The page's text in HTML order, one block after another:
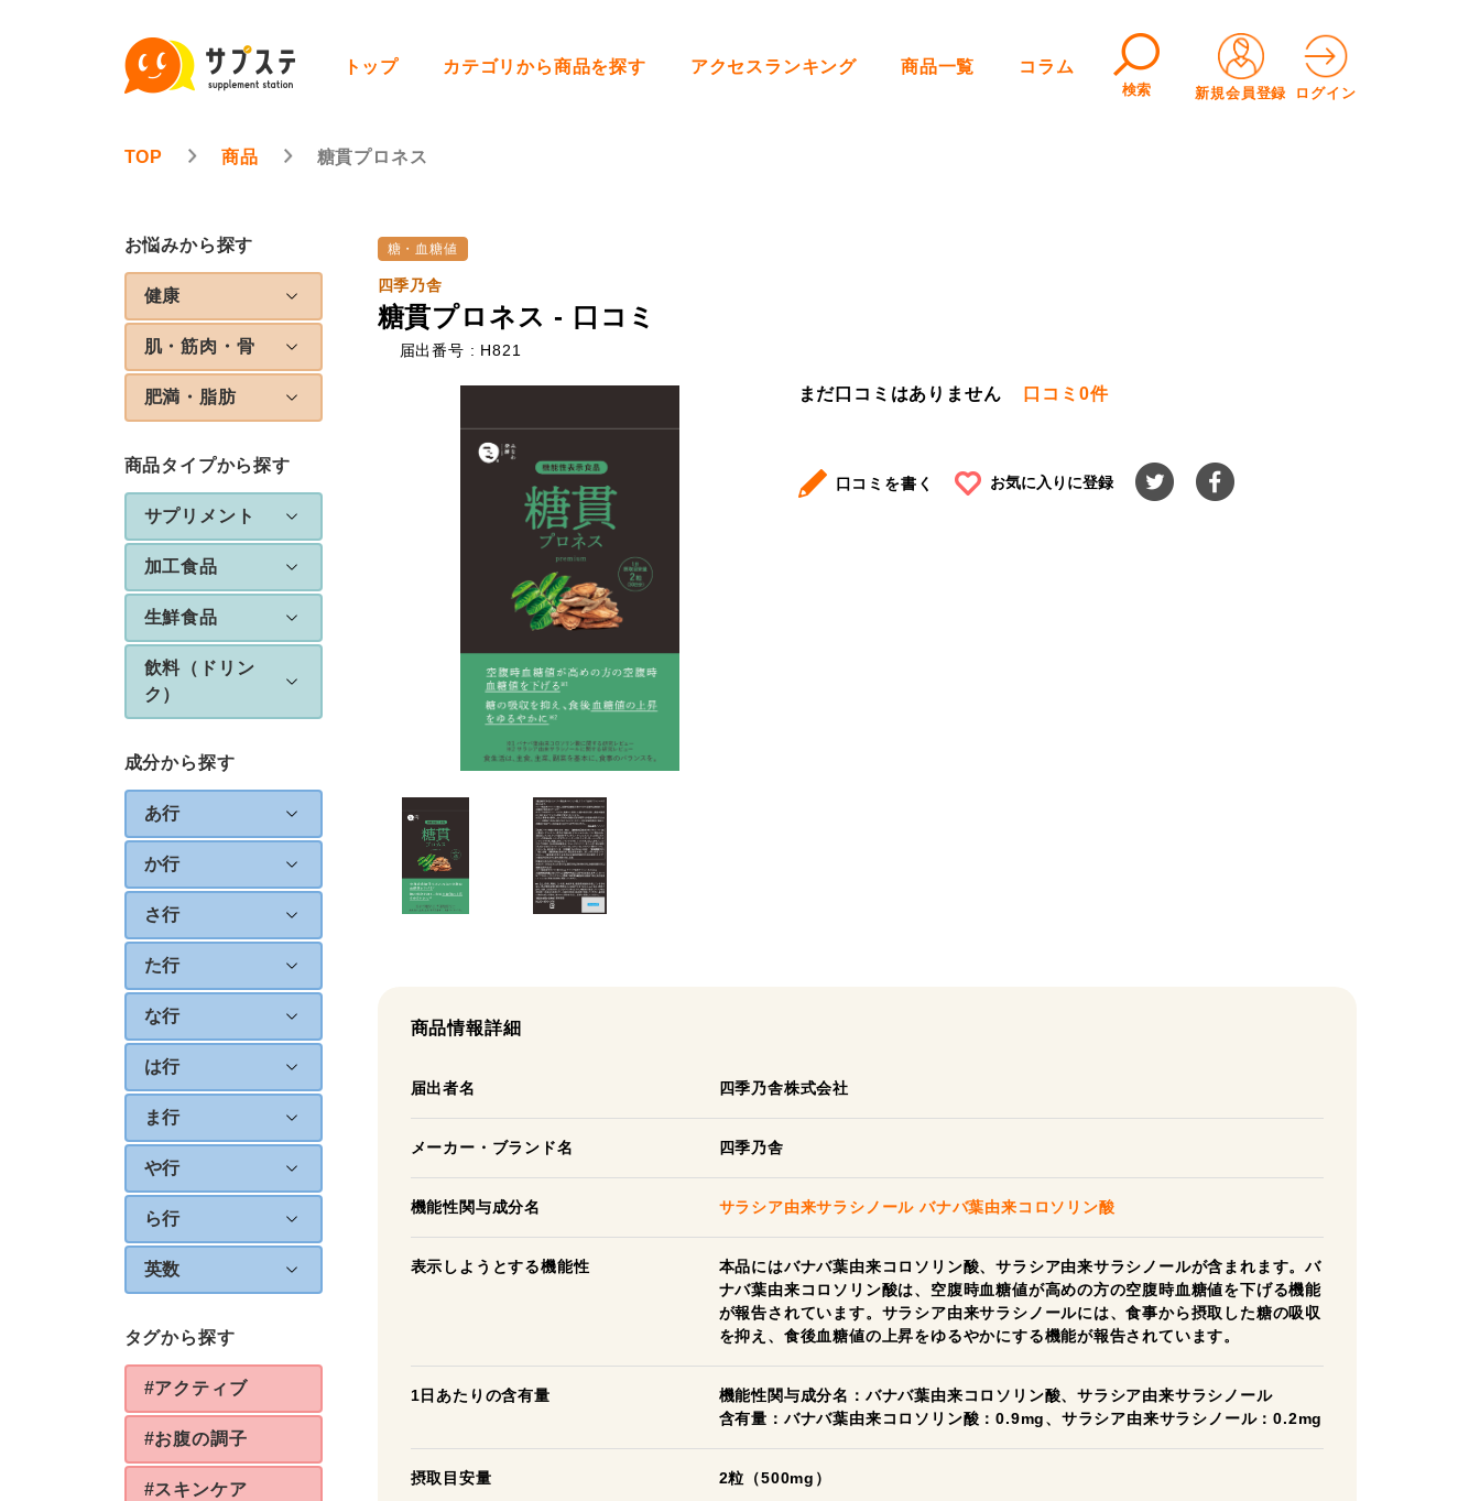
トップ カテゴリから商品を探す アクセスランキング 商品一覧 コラム
検索 新規会員登録 ログイン
TOP 商品 糖貫プロネス
お悩みから探す
健康
肌・筋肉・骨
肥満・脂肪
商品タイプから探す
サプリメント
加工食品
生鮮食品
飲料（ドリン
ク）
成分から探す
あ行
か行
さ行
た行
な行
は行
ま行
や行
ら行
英数
タグから探す
#アクティブ
#お腹の調子
#スキンケア
糖・血糖値
四季乃舎
糖貫プロネス - 口コミ
届出番号 : H821
まだ口コミはありません 口コミ 0件
口コミを書く お気に入りに登録
商品情報詳細
届出者名 四季乃舎株式会社
メーカー・ブランド名 四季乃舎
機能性関与成分名 サラシア由来サラシノール バナバ葉由来コロソリン酸
表示しようとする機能性
本品にはバナバ葉由来コロソリン酸、サラシア由来サラシノールが含まれます。バ
ナバ葉由来コロソリン酸は、空腹時血糖値が高めの方の空腹時血糖値を下げる機能
が報告されています。サラシア由来サラシノールには、食事から摂取した糖の吸収
を抑え、食後血糖値の上昇をゆるやかにする機能が報告されています。
1日あたりの含有量
機能性関与成分名：バナバ葉由来コロソリン酸、サラシア由来サラシノール
含有量：バナバ葉由来コロソリン酸：0.9mg、サラシア由来サラシノール：0.2mg
摂取目安量 2粒（500mg）